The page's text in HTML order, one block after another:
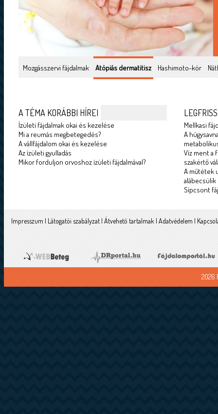
Mozgásszervi fájdalmak Atópiás dermatitisz Hashimoto-kór
A TÉMA KORÁBBI HÍREI
Ízületi fájdalmak okai és kezelése
Mi a reumás megbetegedés?
A vállfájdalom okai és kezelése
Az ízületi gyulladás
Mikor forduljon orvoshoz ízületi fájdalmával?
Mellkasi
A
Víz ment a
szakértő
A műtétek
alábecsülik
Sípcsont
Impresszum | Látogatói szabályzat | Átvehető tartalmak | Adatvédelem |
2026